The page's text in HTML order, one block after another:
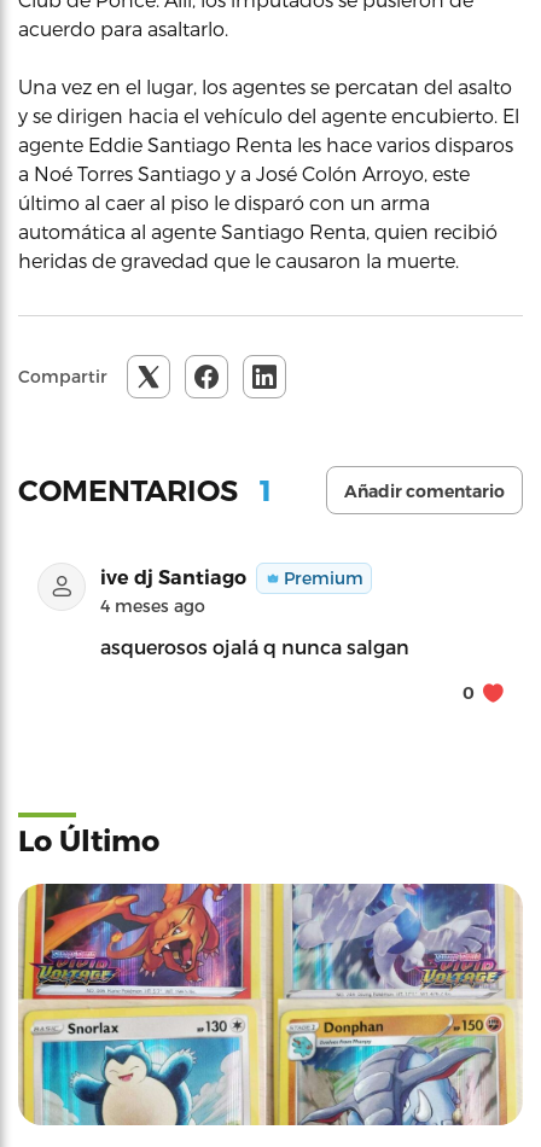
acuerdo para asaltarlo.
Una vez en el lugar, los agentes se percatan del asalto
y se dirigen hacia el vehículo del agente encubierto. El
agente Eddie Santiago Renta les hace varios disparos
a Noé Torres Santiago y a José Colón Arroyo, este
último al caer al piso le disparó con un arma
automática al agente Santiago Renta, quien recibió
heridas de gravedad que le causaron la muerte.
Compartir
COMENTARIOS 1 Añadir comentario
ive dj Santiago
Premium
4 meses ago
asquerosos ojalá q nunca salgan
0
Lo Último